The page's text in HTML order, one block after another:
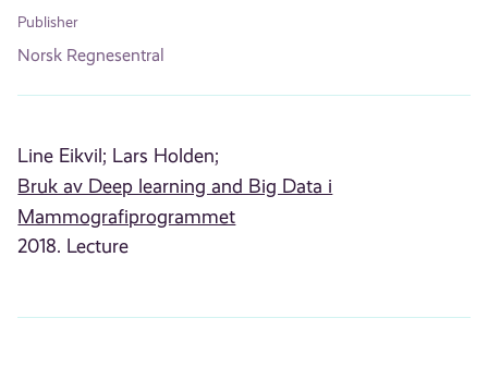
Publisher
Norsk Regnesentral
Line Eikvil; Lars Holden;
Bruk av Deep learning and Big Data i
Mammografiprogrammet
2018. Lecture